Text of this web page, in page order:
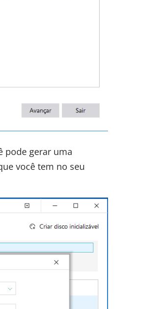
pode gerar uma
você tem no seu